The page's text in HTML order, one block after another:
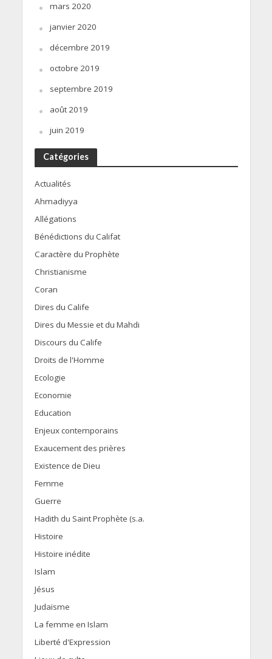
mars 2020
janvier 2020
décembre 2019
octobre 2019
septembre 2019
août 2019
juin 2019
Catégories
Actualités
Ahmadiyya
Allégations
Bénédictions du Califat
Caractère du Prophète
Christianisme
Coran
Dires du Calife
Dires du Messie et du Mahdi
Discours du Calife
Droits de l'Homme
Ecologie
Economie
Education
Enjeux contemporains
Exaucement des prières
Existence de Dieu
Femme
Guerre
Hadith du Saint Prophète (s.a.
Histoire
Histoire inédite
Islam
Jésus
Judaïsme
La femme en Islam
Liberté d'Expression